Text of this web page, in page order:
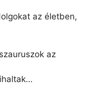
az életben,
az